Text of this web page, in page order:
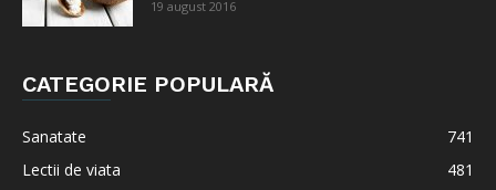
19 august 2016
CATEGORIE POPULARĂ
Sanatate
741
Lectii de viata
481